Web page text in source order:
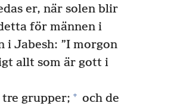
er, när solen blir
för männen i
i Jabesh: ”I morgon
allt som är gott i
grupper; + och de